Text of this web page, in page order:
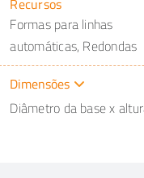
Recursos
Formas para linhas
automáticas, Redondas
Dimensões
Diâmetro da base x